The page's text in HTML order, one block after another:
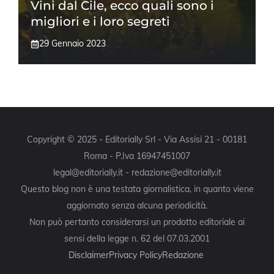
Vini dal Cile, ecco quali sono i
migliori e i loro segreti
29 Gennaio 2023
Copyright © 2025 - Editorially Srl - Via Assisi 21 - 00181
Roma - P.Iva 16947451007
legal@editorially.it - redazione@editorially.it
Questo blog non è una testata giornalistica, in quanto viene
aggiornato senza alcuna periodicità.
Non può pertanto considerarsi un prodotto editoriale ai
sensi della legge n. 62 del 07.03.2001
DisclaimerPrivacy PolicyRedazione